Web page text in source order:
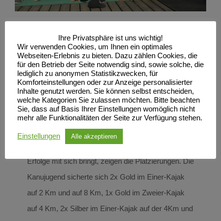
Die SCN Kanujugend beweist
sich beim Blauen Band der
Warnow 2018
Am 05.05.2018 hat sich unsere SCN Kanujugend
zum zweiten Mal beim Blauen Band der Warnow
bewiesen. In diesem Jahr haben 11 SCN- Sportler
an dem Wettkampf teilgenommen. Dass unser
Training nicht nur Spaß macht, sondern ebenso
Erfolge mit sich bringt, zeigen die Platzierungen. Die
Kanujugend sicherte sich 2x Gold im Einer-Kajak
auf 2 Km und auf 8 Km, 1x Gold im Zweier-Kajak
auf 4 Km, 2x Silber im Einer-Kajak auf der 4Km und
Ihre Privatsphäre ist uns wichtig!
Wir verwenden Cookies, um Ihnen ein optimales
Webseiten-Erlebnis zu bieten. Dazu zählen Cookies, die
für den Betrieb der Seite notwendig sind, sowie solche, die
lediglich zu anonymen Statistikzwecken, für
Komforteinstellungen oder zur Anzeige personalisierter
Inhalte genutzt werden. Sie können selbst entscheiden,
welche Kategorien Sie zulassen möchten. Bitte beachten
Sie, dass auf Basis Ihrer Einstellungen womöglich nicht
mehr alle Funktionalitäten der Seite zur Verfügung stehen.
Einstellungen Alle akzeptieren